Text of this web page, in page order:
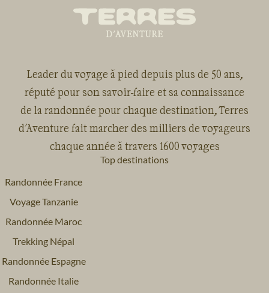
Leader du voyage à pied depuis plus de 50 ans,
réputé pour son savoir-faire et sa connaissance
de la randonnée pour chaque destination, Terres
d'Aventure fait marcher des milliers de voyageurs
chaque année à travers 1600 voyages
Top destinations
Randonnée France
Voyage Tanzanie
Randonnée Maroc
Trekking Népal
Randonnée Espagne
Randonnée Italie